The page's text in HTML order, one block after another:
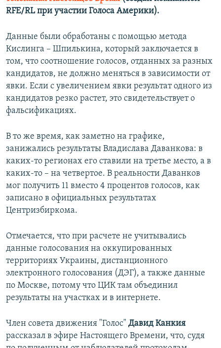
RFE/RL при участии Голоса Америки).
Данные были обработаны с помощью метода
Кислинга – Шпилькина, который заключается в
том, что соотношение голосов, отданных за разных
кандидатов, не должно меняться в зависимости от
явки. Если с увеличением явки результат одного из
кандидатов резко растет, это свидетельствует о
фальсификациях.
В то же время, как заметно на графике,
занижались результаты Владислава Даванкова: в
каких-то регионах его ставили на третье место, а в
каких-то – на четвертое. В реальности Даванков
мог получить 11 вместо 4 процентов голосов, как
записано в официальных результатах
Центризбиркома.
Отмечается, что при расчете не учитывались
данные голосования на оккупированных
территориях Украины, дистанционного
электронного голосования (ДЭГ), а также данные
по Москве, потому что ЦИК там объединил
результаты на участках и в интернете.
Член совета движения "Голос" Давид Канкия
рассказал в эфире Настоящего Времени, что, судя